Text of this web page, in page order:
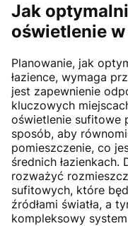
Jak
oświetlenie w
Planowanie, jak
łazience, wymaga
jest zapewnienie
kluczowych
oświetlenie sufitowe
sposób, aby
pomieszczenie, co
średnich
rozważyć
sufitowych, które
źródłami światła, a
kompleksowy